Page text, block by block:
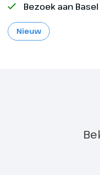
Bezoek aan
Nieuw